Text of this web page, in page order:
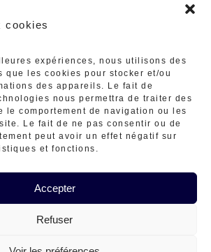
cookies
expériences, nous utilisons des
que les cookies pour stocker et/ou
des appareils. Le fait de
nous permettra de traiter des
le comportement de navigation ou les
Le fait de ne pas consentir ou de
peut avoir un effet négatif sur
et fonctions.
Accepter
Refuser
:
et Lagrave
:
CGV